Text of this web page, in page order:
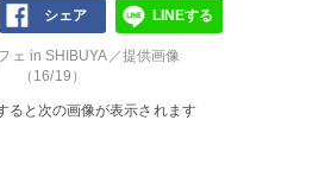
シェア LINEする
ェ in SHIBUYA／提供画像
（16/19）
ると次の画像が表示されます